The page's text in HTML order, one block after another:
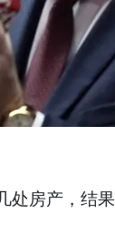
处房产，结